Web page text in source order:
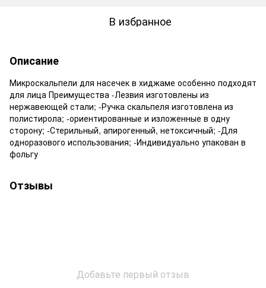
В избранное
Описание
Микроскальпели для насечек в хиджаме особенно подходят
для лица Преимущества -Лезвия изготовлены из
нержавеющей стали; -Ручка скальпеля изготовлена ​​из
полистирола; -ориентированные и изложенные в одну
сторону; -Стерильный, апирогенный, нетоксичный; -Для
одноразового использования; -Индивидуально упакован в
фольгу
Отзывы
Добавьте первый отзыв